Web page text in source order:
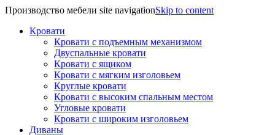
Производство мебели site navigationSkip to content
Кровати
Кровати с подъемным механизмом
Двуспальные кровати
Кровати с ящиком
Кровати с мягким изголовьем
Круглые кровати
Кровати с высоким спальным местом
Угловые кровати
Кровати с широким изголовьем
Диваны